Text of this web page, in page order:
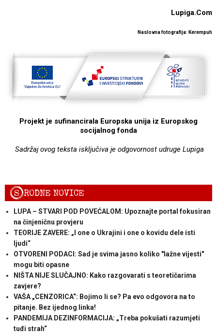
Lupiga.Com
Naslovna fotografija: Kerempuh
Projekt je sufinancirala Europska unija iz Europskog
socijalnog fonda
Sadržaj ovog teksta isključiva je odgovornost udruge Lupiga
SRODNE NOVICE
LUPA – STVARI POD POVEĆALOM: Upoznajte portal fokusiran
na činjeničnu provjeru
TEORIJE ZAVERE: „I one o Ukrajini i one o kovidu dele isti
ljudi“
OTVORENI PODACI: Sad je svima jasno koliko "lažne vijesti"
mogu biti opasne
NIŠTA NIJE SLUČAJNO: Kako razgovarati s teoretičarima
zavjere?
VAŠA „CENZORICA“: Bojimo li se? Pa evo odgovora na to
pitanje. Bez ijednog linka!
PANDEMIJA DEZINFORMACIJA: „Treba pokušati razumjeti
tuđi strah“